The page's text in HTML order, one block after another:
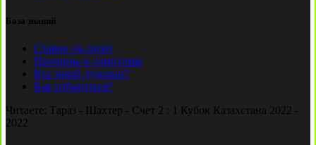
База знаний
Ставки на спорт
Причины и симптомы
Кто такой лудоман?
Как избавиться?
Читаете: Тараз - Шахтер - Счет 2 : 1 Кубок Казахстана 2022 -
2022